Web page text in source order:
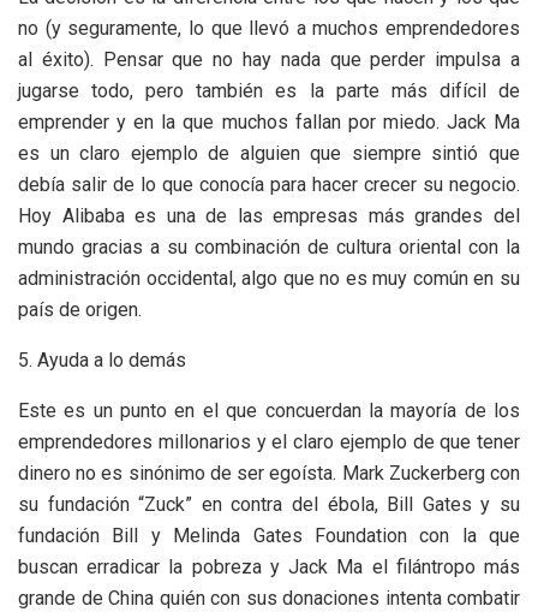
no (y seguramente, lo que llevó a muchos emprendedores
al éxito). Pensar que no hay nada que perder impulsa a
jugarse todo, pero también es la parte más difícil de
emprender y en la que muchos fallan por miedo. Jack Ma
es un claro ejemplo de alguien que siempre sintió que
debía salir de lo que conocía para hacer crecer su negocio.
Hoy Alibaba es una de las empresas más grandes del
mundo gracias a su combinación de cultura oriental con la
administración occidental, algo que no es muy común en su
país de origen.
5. Ayuda a lo demás
Este es un punto en el que concuerdan la mayoría de los
emprendedores millonarios y el claro ejemplo de que tener
dinero no es sinónimo de ser egoísta. Mark Zuckerberg con
su fundación “Zuck” en contra del ébola, Bill Gates y su
fundación Bill y Melinda Gates Foundation con la que
buscan erradicar la pobreza y Jack Ma el filántropo más
grande de China quién con sus donaciones intenta combatir